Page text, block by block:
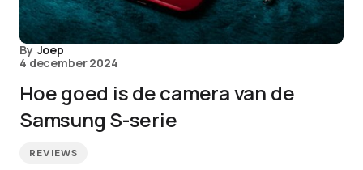
By Joep
4 december 2024
Hoe goed is de camera van de
Samsung S-serie
REVIEWS